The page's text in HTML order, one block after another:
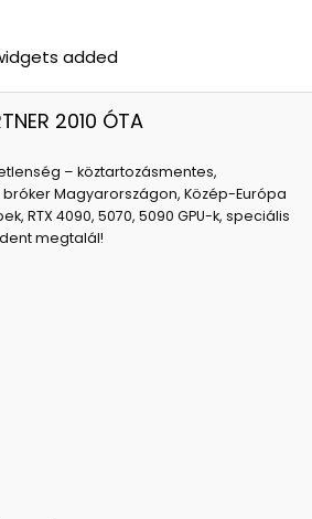
added
2010 ÓTA
– köztartozásmentes,
Magyarországon, Közép-Európa
RTX 4090, 5070, 5090 GPU-k, speciális
megtalál!